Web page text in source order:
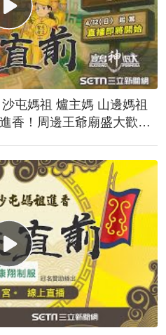
屯媽祖 爐主媽 山邊媽祖
香！周邊王爺廟盛大歡